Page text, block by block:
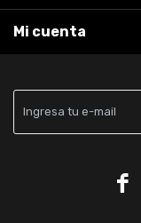

Mi cuenta